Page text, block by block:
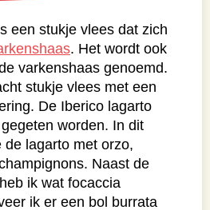
een stukje vlees dat zich
. Het wordt ook
varkenshaas genoemd.
stukje vlees met een
De Iberico lagarto
worden. In dit
de lagarto met orzo,
Naast de
ik wat focaccia
ik er een bol burrata